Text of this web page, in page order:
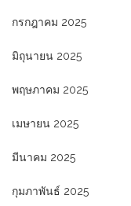
กรกฎาคม 2025
มิถุนายน 2025
พฤษภาคม 2025
เมษายน 2025
มีนาคม 2025
กุมภาพันธ์ 2025